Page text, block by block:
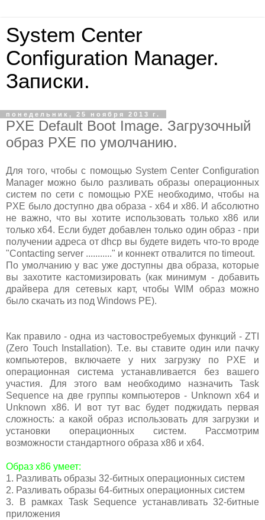
System Center
Configuration Manager.
Записки.
понедельник, 25 ноября 2013 г.
PXE Default Boot Image. Загрузочный
образ PXE по умолчанию.
Для того, чтобы с помощью System Center Configuration
Manager можно было разливать образы операционных
систем по сети с помощью PXE необходимо, чтобы на
PXE было доступно два образа - x64 и x86. И абсолютно
не важно, что вы хотите использовать только x86 или
только x64. Если будет добавлен только один образ - при
получении адреса от dhcp вы будете видеть что-то вроде
"Contacting server ..........." и коннект отвалится по timeout.
По умолчанию у вас уже доступны два образа, которые
вы захотите кастомизировать (как минимум - добавить
драйвера для сетевых карт, чтобы WIM образ можно
было скачать из под Windows PE).
Как правило - одна из частовостребуемых функций - ZTI
(Zero Touch Installation). Т.е. вы ставите один или пачку
компьютеров, включаете у них загрузку по PXE и
операционная система устанавливается без вашего
участия. Для этого вам необходимо назначить Task
Sequence на две группы компьютеров - Unknown x64 и
Unknown x86. И вот тут вас будет поджидать первая
сложность: а какой образ использовать для загрузки и
установки операционных систем. Рассмотрим
возможности стандартного образа x86 и x64.
Образ x86 умеет:
1. Разливать образы 32-битных операционных систем
2. Разливать образы 64-битных операционных систем
3. В рамках Task Sequence устанавливать 32-битные
приложения